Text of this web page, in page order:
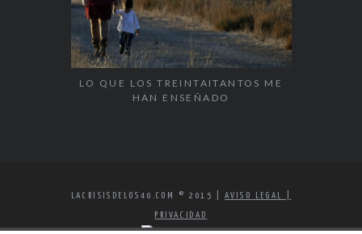
LO QUE LOS TREINTAITANTOS ME
HAN ENSEÑADO
LACRISISDELOS40.COM © 2015 |AVISO LEGAL |
PRIVACIDAD